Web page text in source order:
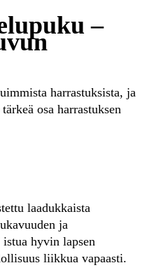
–
harrastuksista, ja
osa harrastuksen
laadukkaista
ja
hyvin lapsen
liikkua vapaasti.